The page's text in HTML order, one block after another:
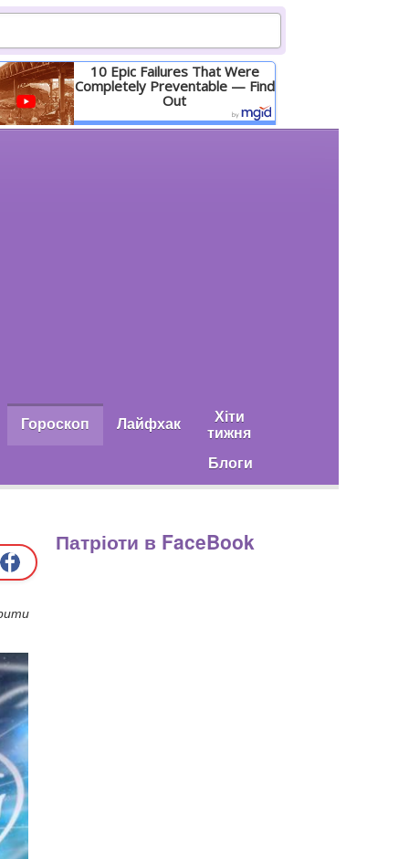
10 Epic Failures That Were
Completely Preventable — Find
Out
Детальніше
Гороскоп Лайфхак Хіти
тижня
Блоги
Патріоти в FaceBook